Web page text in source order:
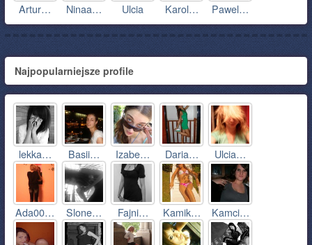
Artur… Ninaa… Ulcia Karol… Pawel…
Najpopularniejsze profile
lekka… Basii… Izabe… Daria… Ulcia…
Ada00… Slone… Fajni… Kamik… Kamci…